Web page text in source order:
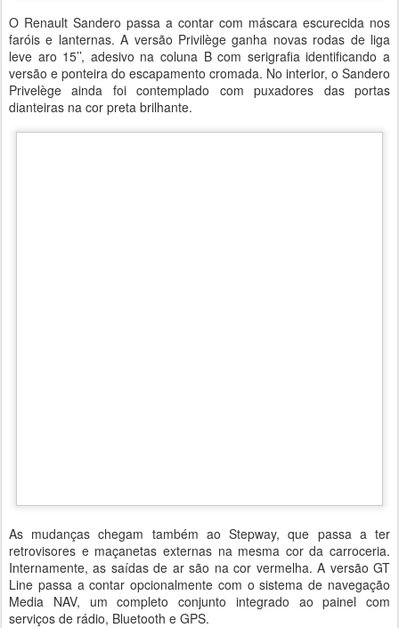
O Renault Sandero passa a contar com máscara escurecida nos
faróis e lanternas. A versão Privilège ganha novas rodas de liga
leve aro 15’’, adesivo na coluna B com serigrafia identificando a
versão e ponteira do escapamento cromada. No interior, o Sandero
Privelège ainda foi contemplado com puxadores das portas
dianteiras na cor preta brilhante.
As mudanças chegam também ao Stepway, que passa a ter
retrovisores e maçanetas externas na mesma cor da carroceria.
Internamente, as saídas de ar são na cor vermelha. A versão GT
Line passa a contar opcionalmente com o sistema de navegação
Media NAV, um completo conjunto integrado ao painel com
serviços de rádio, Bluetooth e GPS.